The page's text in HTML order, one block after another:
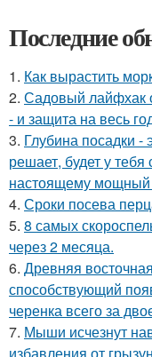
Последние
1. Как вырастить
2. Садовый лайфхак
- и защита на весь
3. Глубина посадки -
решает, будет у
настоящему мощный
4. Сроки посева
5. 8 самых
через 2 месяца.
6. Древняя
способствующий
черенка всего за
7. Мыши исчезнут
избавления от